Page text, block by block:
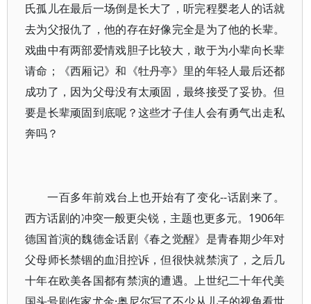
氏孤儿在最后一场倒是长大了，听完程婴老人的话就
去为父报仇了，他的存在好像完全是为了他的长辈。
戏曲中有两部爱情戏胆子比较大，敢于为小辈向长辈
请命；《西厢记》和《牡丹亭》里的年轻人最后还都
成功了，因为父母没有太顽固，最终接受了妥协。但
要是长辈顽固到底呢？这些才子佳人会有勇气出走私
奔吗？
一百多年前戏台上也开始有了变化--话剧来了。
西方话剧的冲突一般更尖锐，主题也更多元。1906年
德国首演的魏德金话剧《春之觉醒》是青春期少年对
父母师长禁锢的血泪控诉，但很快就禁演了，之后几
十年在欧美各国都有禁演的遭遇。上世纪二十年代美